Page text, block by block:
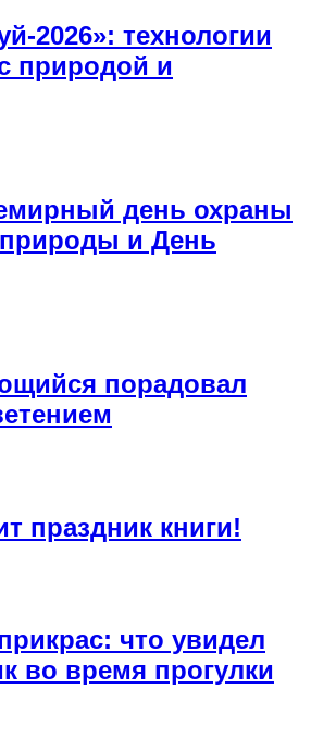
2026»: технологии
природой и
день охраны
и День
порадовал
праздник книги!
что увидел
во время прогулки